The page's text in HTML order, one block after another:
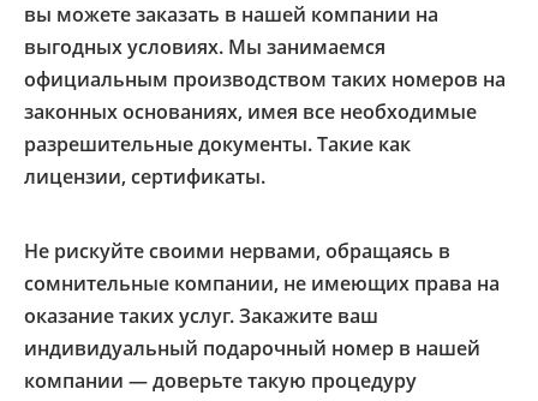
вы можете заказать в нашей компании на
выгодных условиях. Мы занимаемся
официальным производством таких номеров на
законных основаниях, имея все необходимые
разрешительные документы. Такие как
лицензии, сертификаты.
Не рискуйте своими нервами, обращаясь в
сомнительные компании, не имеющих права на
оказание таких услуг. Закажите ваш
индивидуальный подарочный номер в нашей
компании — доверьте такую процедуру